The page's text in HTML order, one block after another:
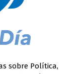
sobre Política,